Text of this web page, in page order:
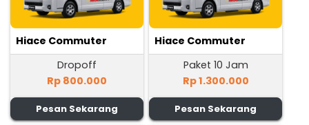
Hiace Commuter
Dropoff
Rp 800.000
Pesan Sekarang
Hiace Commuter
Paket 10 Jam
Rp 1.300.000
Pesan Sekarang